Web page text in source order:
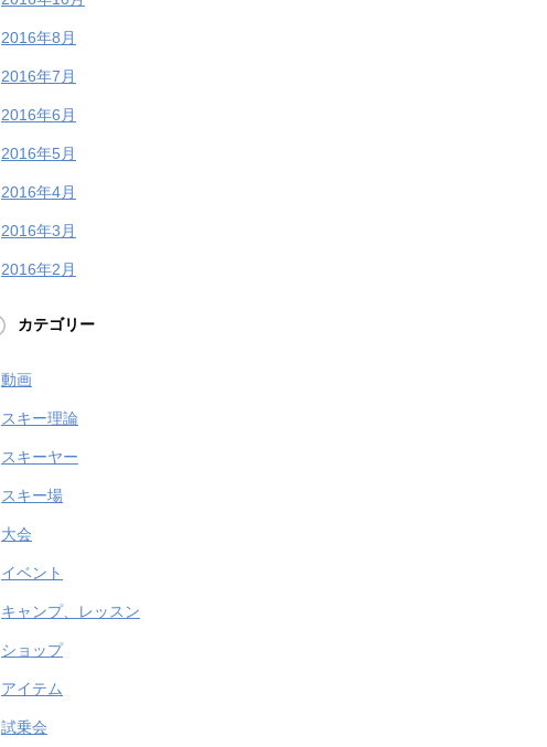
2016年8月
2016年7月
2016年6月
2016年5月
2016年4月
2016年3月
2016年2月
カテゴリー
動画
スキー理論
スキーヤー
スキー場
大会
イベント
キャンプ、レッスン
ショップ
アイテム
試乗会